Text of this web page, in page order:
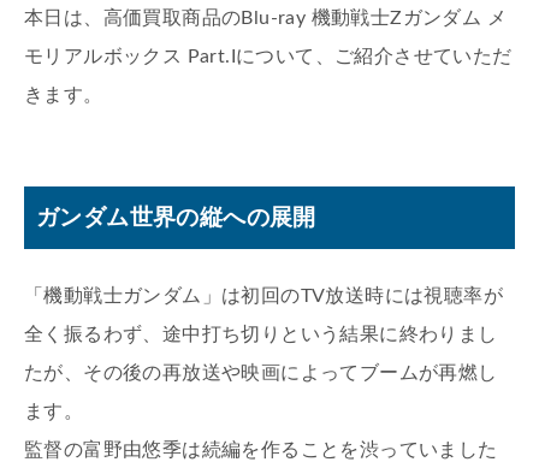
本日は、高価買取商品のBlu-ray 機動戦士Zガンダム メ
モリアルボックス Part.Iについて、ご紹介させていただ
きます。
ガンダム世界の縦への展開
「機動戦士ガンダム」は初回のTV放送時には視聴率が
全く振るわず、途中打ち切りという結果に終わりまし
たが、その後の再放送や映画によってブームが再燃し
ます。
監督の富野由悠季は続編を作ることを渋っていました